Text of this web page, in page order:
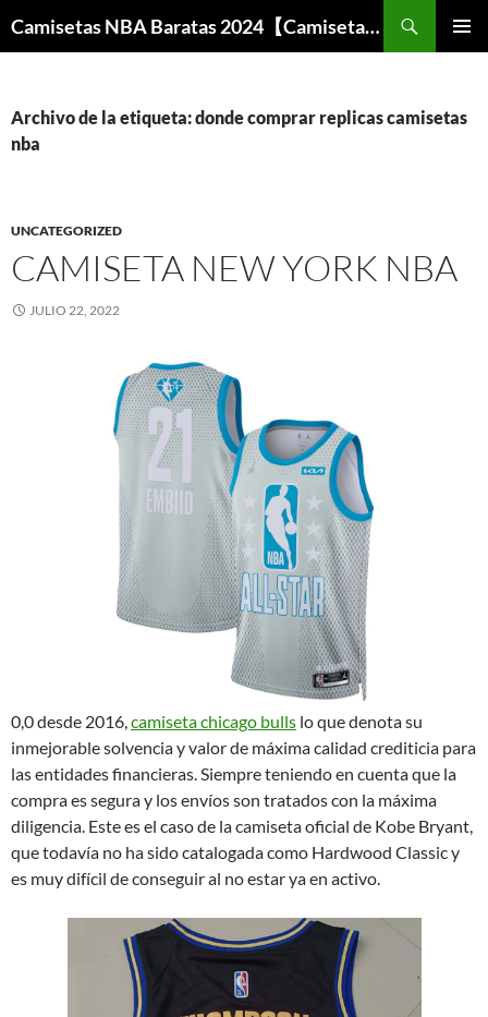
Camisetas NBA Baratas 2024【Camisetas Especiales Baloncesto】
Archivo de la etiqueta: donde comprar replicas camisetas
nba
UNCATEGORIZED
CAMISETA NEW YORK NBA
JULIO 22, 2022
0,0 desde 2016,camiseta chicago bulls lo que denota su
inmejorable solvencia y valor de máxima calidad crediticia para
las entidades financieras. Siempre teniendo en cuenta que la
compra es segura y los envíos son tratados con la máxima
diligencia. Este es el caso de la camiseta oficial de Kobe Bryant,
que todavía no ha sido catalogada como Hardwood Classic y
es muy difícil de conseguir al no estar ya en activo.